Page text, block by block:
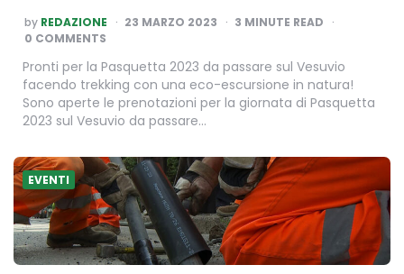
POSTED
BY
by REDAZIONE 23 MARZO 2023 3 MINUTE READ
0 COMMENTS
Pronti per la Pasquetta 2023 da passare sul Vesuvio
facendo trekking con una eco-escursione in natura!
Sono aperte le prenotazioni per la giornata di Pasquetta
2023 sul Vesuvio da passare…
EVENTI